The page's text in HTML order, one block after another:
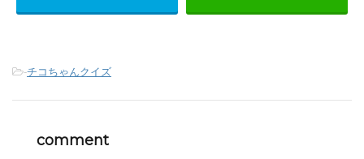
-チコちゃんクイズ
comment